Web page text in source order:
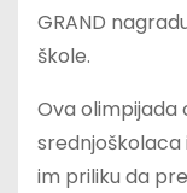
GRAND
škole.
Ova olimpijada
srednjoškolaca
im priliku da